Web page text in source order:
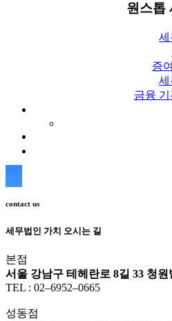
원스톱
세
증
세
금융
contact us
세무법인 가치 오시는 길
본점
서울 강남구 테헤란로 8길 33 청원
TEL : 02–6952–0665
성동점